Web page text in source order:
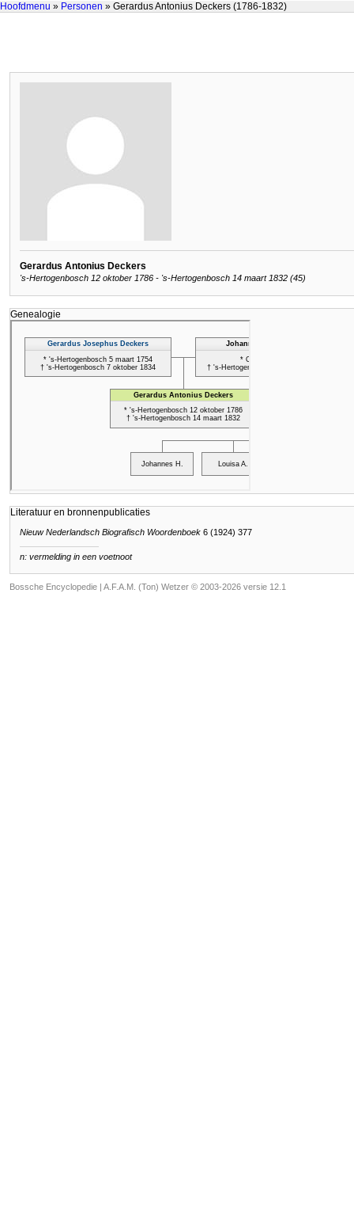
Hoofdmenu » Personen » Gerardus Antonius Deckers (1786-1832)
Gerardus Antonius Deckers
's-Hertogenbosch 12 oktober 1786 - 's-Hertogenbosch 14 maart 1832 (45)
Genealogie
Literatuur en bronnenpublicaties
Nieuw Nederlandsch Biografisch Woordenboek 6 (1924) 377
n: vermelding in een voetnoot
Bossche Encyclopedie | A.F.A.M. (Ton) Wetzer © 2003-2026 versie 12.1